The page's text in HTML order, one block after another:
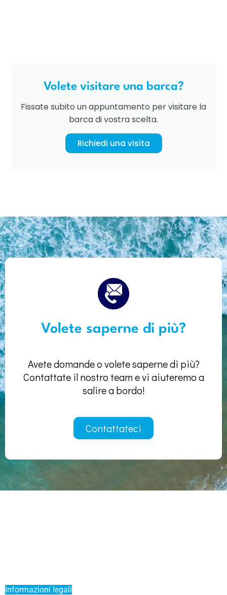
Volete visitare una barca?
Fissate subito un appuntamento per visitare la
barca di vostra scelta.
Richiedi una visita
Volete saperne di più?
Avete domande o volete saperne di più?
Contattate il nostro team e vi aiuteremo a
salire a bordo!
Contattateci
Informazioni legali